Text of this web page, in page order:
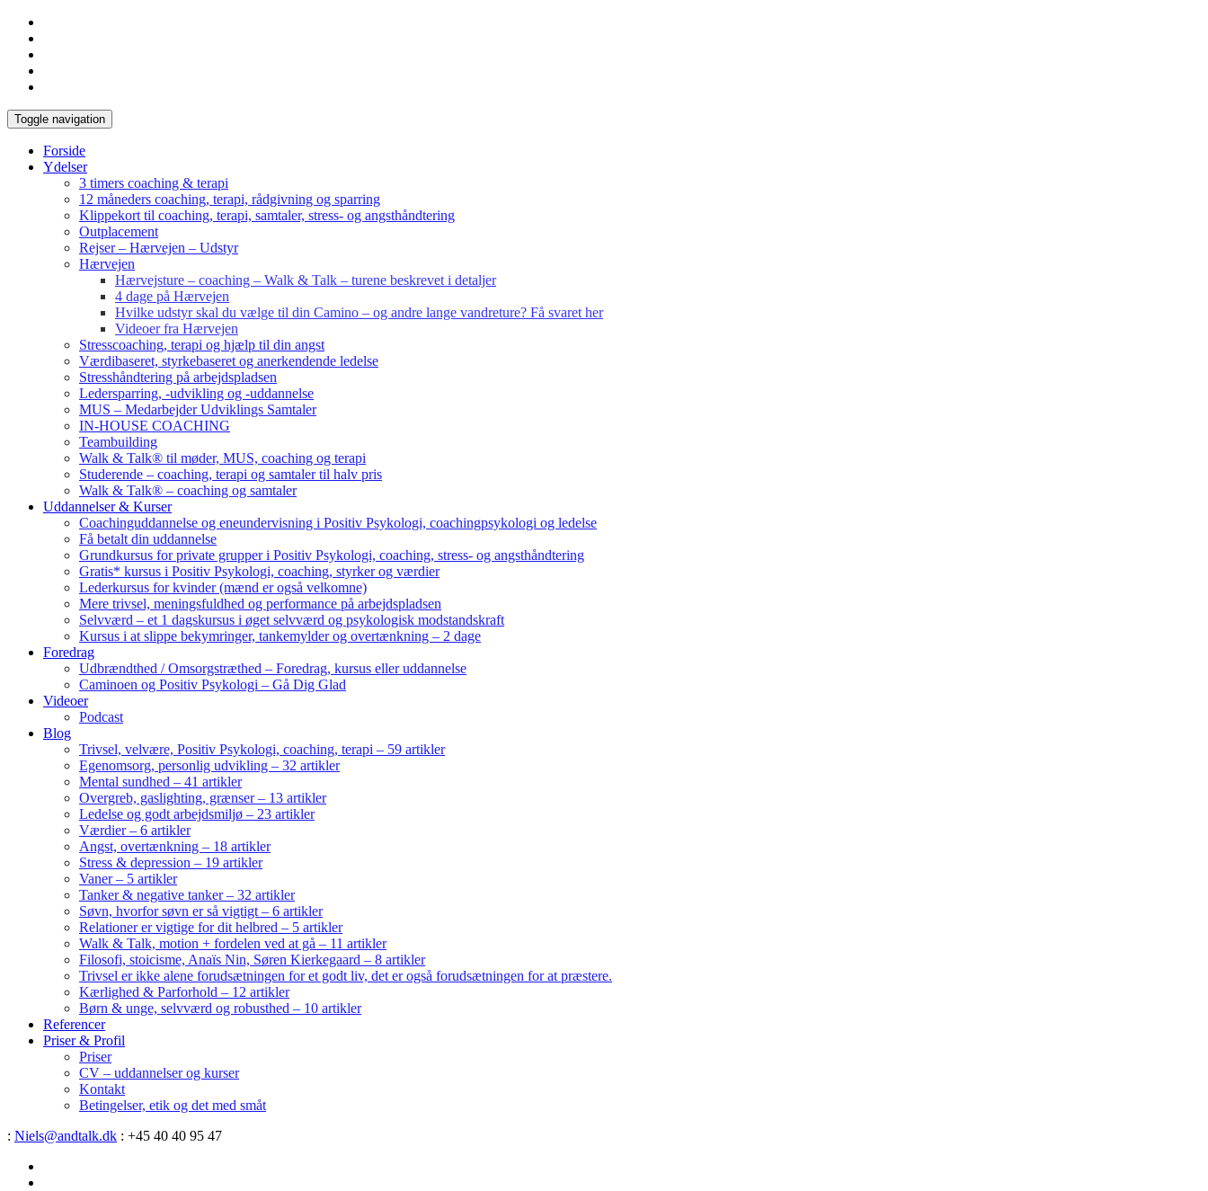
Toggle navigation
Forside
Ydelser
3 timers coaching & terapi
12 måneders coaching, terapi, rådgivning og sparring
Klippekort til coaching, terapi, samtaler, stress- og angsthåndtering
Outplacement
Rejser – Hærvejen – Udstyr
Hærvejen
Hærvejsture – coaching – Walk & Talk – turene beskrevet i detaljer
4 dage på Hærvejen
Hvilke udstyr skal du vælge til din Camino – og andre lange vandreture? Få svaret her
Videoer fra Hærvejen
Stresscoaching, terapi og hjælp til din angst
Værdibaseret, styrkebaseret og anerkendende ledelse
Stresshåndtering på arbejdspladsen
Ledersparring, -udvikling og -uddannelse
MUS – Medarbejder Udviklings Samtaler
IN-HOUSE COACHING
Teambuilding
Walk & Talk® til møder, MUS, coaching og terapi
Studerende – coaching, terapi og samtaler til halv pris
Walk & Talk® – coaching og samtaler
Uddannelser & Kurser
Coachinguddannelse og eneundervisning i Positiv Psykologi, coachingpsykologi og ledelse
Få betalt din uddannelse
Grundkursus for private grupper i Positiv Psykologi, coaching, stress- og angsthåndtering
Gratis* kursus i Positiv Psykologi, coaching, styrker og værdier
Lederkursus for kvinder (mænd er også velkomne)
Mere trivsel, meningsfuldhed og performance på arbejdspladsen
Selvværd – et 1 dagskursus i øget selvværd og psykologisk modstandskraft
Kursus i at slippe bekymringer, tankemylder og overtænkning – 2 dage
Foredrag
Udbrændthed / Omsorgstræthed – Foredrag, kursus eller uddannelse
Caminoen og Positiv Psykologi – Gå Dig Glad
Videoer
Podcast
Blog
Trivsel, velvære, Positiv Psykologi, coaching, terapi – 59 artikler
Egenomsorg, personlig udvikling – 32 artikler
Mental sundhed – 41 artikler
Overgreb, gaslighting, grænser – 13 artikler
Ledelse og godt arbejdsmiljø – 23 artikler
Værdier – 6 artikler
Angst, overtænkning – 18 artikler
Stress & depression – 19 artikler
Vaner – 5 artikler
Tanker & negative tanker – 32 artikler
Søvn, hvorfor søvn er så vigtigt – 6 artikler
Relationer er vigtige for dit helbred – 5 artikler
Walk & Talk, motion + fordelen ved at gå – 11 artikler
Filosofi, stoicisme, Anaïs Nin, Søren Kierkegaard – 8 artikler
Trivsel er ikke alene forudsætningen for et godt liv, det er også forudsætningen for at præstere.
Kærlighed & Parforhold – 12 artikler
Børn & unge, selvværd og robusthed – 10 artikler
Referencer
Priser & Profil
Priser
CV – uddannelser og kurser
Kontakt
Betingelser, etik og det med småt
: Niels@andtalk.dk : +45 40 40 95 47